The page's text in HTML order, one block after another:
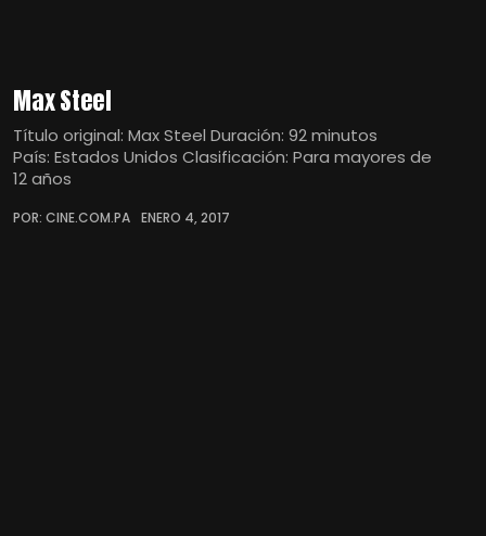
Max Steel
Título original: Max Steel Duración: 92 minutos
País: Estados Unidos Clasificación: Para mayores de
12 años
POR: CINE.COM.PA ENERO 4, 2017